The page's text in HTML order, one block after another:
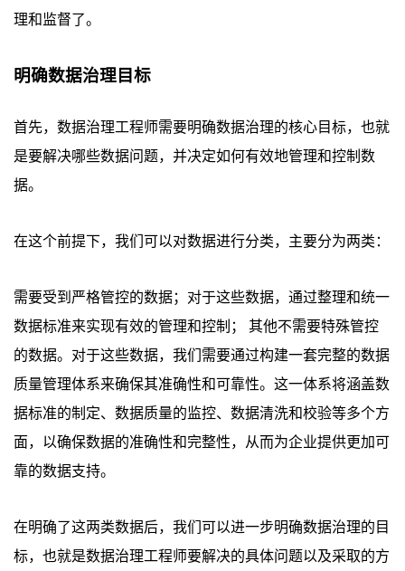
理和监督了。
明确数据治理目标
首先，数据治理工程师需要明确数据治理的核心目标，也就
是要解决哪些数据问题，并决定如何有效地管理和控制数
据。
在这个前提下，我们可以对数据进行分类，主要分为两类：
需要受到严格管控的数据；对于这些数据，通过整理和统一
数据标准来实现有效的管理和控制； 其他不需要特殊管控
的数据。对于这些数据，我们需要通过构建一套完整的数据
质量管理体系来确保其准确性和可靠性。这一体系将涵盖数
据标准的制定、数据质量的监控、数据清洗和校验等多个方
面，以确保数据的准确性和完整性，从而为企业提供更加可
靠的数据支持。
在明确了这两类数据后，我们可以进一步明确数据治理的目
标，也就是数据治理工程师要解决的具体问题以及采取的方